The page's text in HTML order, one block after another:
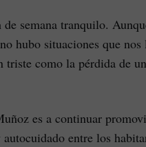
semana tranquilo.
hubo situaciones que
triste como la pérdida de
es a continuar
entre los